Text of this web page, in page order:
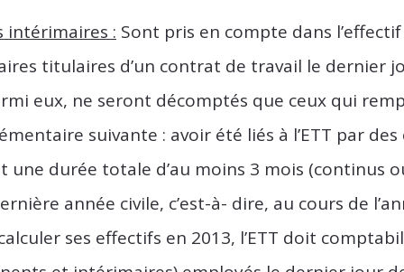
intérimaires : Sont pris en compte dans
titulaires d’un contrat de travail le dernier
eux, ne seront décomptés que ceux qui
suivante : avoir été liés à l’ETT par
une durée totale d’au moins 3 mois (continus
année civile, c’est-à- dire, au cours de
ses effectifs en 2013, l’ETT doit